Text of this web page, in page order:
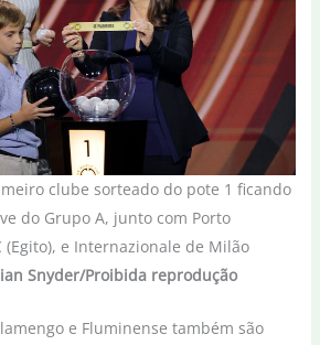
clube sorteado do pote 1 ficando
do Grupo A, junto com Porto
(Egito), e Internazionale de Milão
Snyder/Proibida reprodução
e Fluminense também são